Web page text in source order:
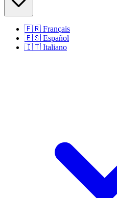
🇫🇷 Français
🇪🇸 Español
🇮🇹 Italiano